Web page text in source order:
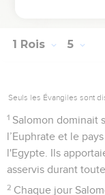
1 Rois 5
Seuls les Évangiles sont
1 Salomon dominait
l’Euphrate et le
l'Egypte. Ils
asservis durant
2 Chaque jour